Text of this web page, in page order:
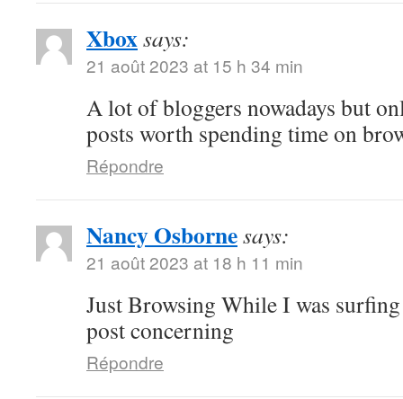
Xboxsays:
21 août 2023 at 15 h 34 min
A lot of bloggers nowadays but
posts worth spending time on
Répondre
Nancy Osbornesays:
21 août 2023 at 18 h 11 min
Just Browsing While I was
post concerning
Répondre